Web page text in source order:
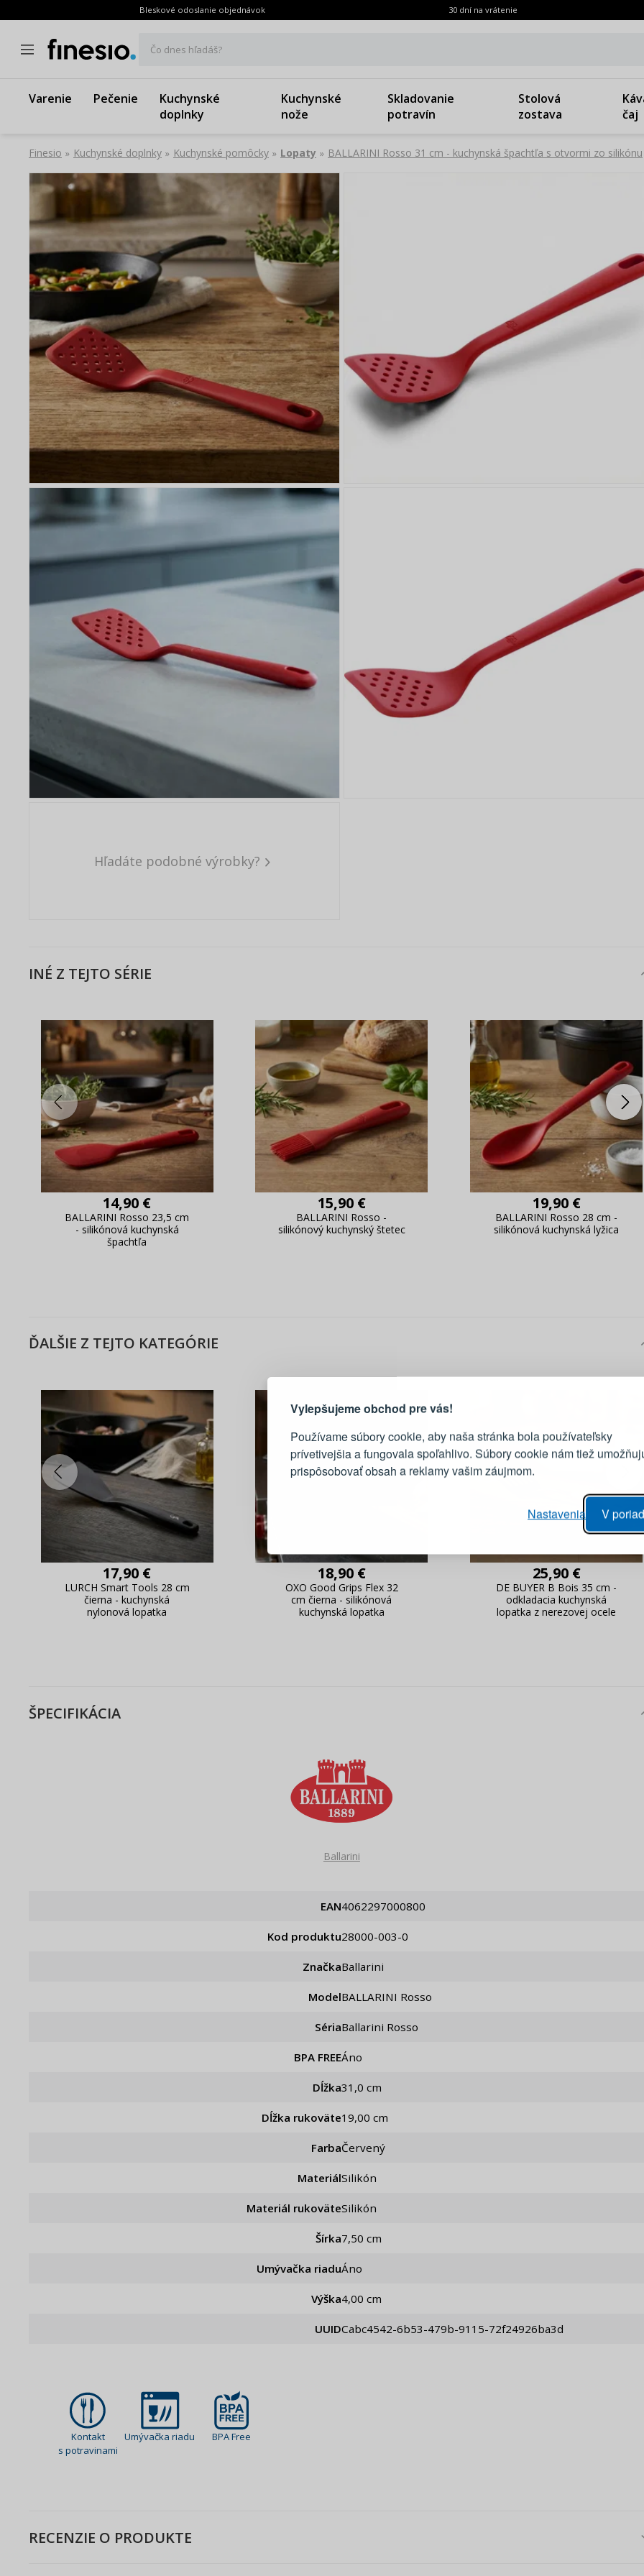
Vylepšujeme obchod pre vás!
Používame súbory cookie, aby naša stránka bola používateľsky
prívetivejšia a fungovala spoľahlivo. Súbory cookie nám tiež
prispôsobovať obsah a reklamy vašim záujmom.
V
Nastavenia
Bleskové odoslanie objednávok 30 dní na vrátenie
Čo dnes hľadáš?
Varenie Pečenie
Kuchynské
doplnky
Kuchynské
nože
Skladovanie
potravín
Stolová
zostava
čaj
Finesio » Kuchynské doplnky » Kuchynské pomôcky » Lopaty » BALLARINI Rosso 31 cm - kuchynská špachtľa s otvormi zo silikónu
Hľadáte podobné výrobky?
INÉ Z TEJTO SÉRIE
14,90 €
BALLARINI Rosso 23,5 cm
- silikónová kuchynská
špachtľa
15,90 €
BALLARINI Rosso -
silikónový kuchynský štetec
19,90 €
BALLARINI Rosso 28 cm -
silikónová kuchynská lyžica
ĎALŠIE Z TEJTO KATEGÓRIE
17,90 €
LURCH Smart Tools 28 cm
čierna - kuchynská
nylonová lopatka
18,90 €
OXO Good Grips Flex 32
cm čierna - silikónová
kuchynská lopatka
25,90 €
DE BUYER B Bois 35 cm -
odkladacia kuchynská
lopatka z nerezovej ocele
ŠPECIFIKÁCIA
Ballarini
EAN 4062297000800
Kod produktu 28000-003-0
Značka Ballarini
Model BALLARINI Rosso
Séria Ballarini Rosso
BPA FREE Áno
Dĺžka 31,0 cm
Dĺžka rukoväte 19,00 cm
Farba Červený
Materiál Silikón
Materiál rukoväte Silikón
Šírka 7,50 cm
Umývačka riadu Áno
Výška 4,00 cm
UUID cabc4542-6b53-479b-9115-72f24926ba3d
Kontakt
s potravinami
Umývačka riadu BPA Free
RECENZIE O PRODUKTE
účet
Živý náhľad na zmeny v objednávke
E-mail
PRIHLÁSIŤ
Pripomenutie